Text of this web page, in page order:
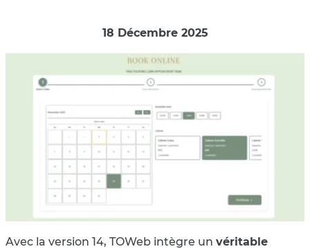
18 Décembre 2025
Avec la version 14, TOWeb intègre un véritable